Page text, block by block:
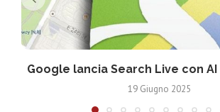
Google lancia Search Live con
19 Giugno 2025